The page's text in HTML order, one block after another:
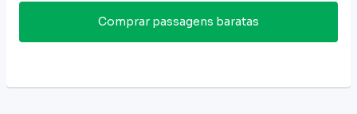
Comprar passagens baratas